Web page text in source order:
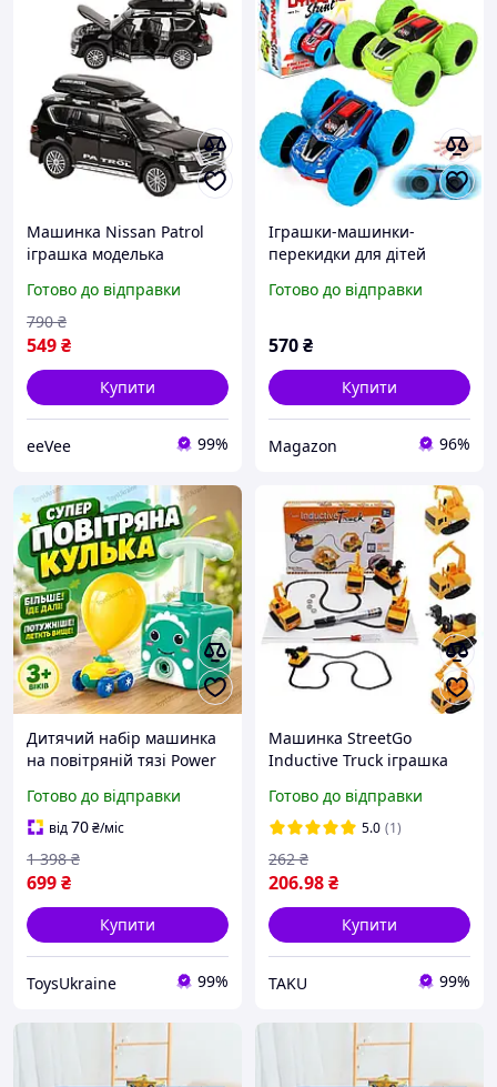
Машинка Nissan Patrol
іграшка моделька
см Чорний (59668)
Готово до відправки
549₴
790 ₴
Купити
eeVee 99%
Іграшки-машинки-
перекидки для дітей
Truck, що обертаються на
штовхачі. 2шт
Готово до відправки
570₴
Купити
Magazon 96%
Дитячий набір машинка
на повітряній тязі Power
повітряними кульками,
ракетою та космонавтом,
іграшка для дітей
Готово до відправки
від70₴/міс
699₴
1 398 ₴
Купити
ToysUkraine 99%
Машинка StreetGo
Inductive Truck іграшка
іграшка
Готово до відправки
5.0 (1)
206.98₴
262 ₴
Купити
TAKU 99%